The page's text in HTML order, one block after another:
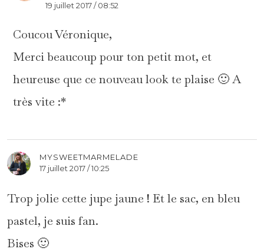
19 juillet 2017 / 08:52
Coucou Véronique,
Merci beaucoup pour ton petit mot, et
heureuse que ce nouveau look te plaise 🙂 A
très vite :*
MYSWEETMARMELADE
17 juillet 2017 / 10:25
Trop jolie cette jupe jaune ! Et le sac, en bleu
pastel, je suis fan.
Bises 🙂